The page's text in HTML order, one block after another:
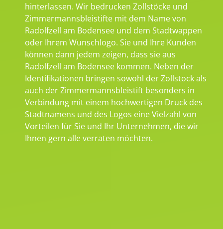
hinterlassen. Wir bedrucken Zollstöcke und
Zimmermannsbleistifte mit dem Name von
Radolfzell am Bodensee und dem Stadtwappen
oder Ihrem Wunschlogo. Sie und Ihre Kunden
können dann jedem zeigen, dass sie aus
Radolfzell am Bodensee kommen. Neben der
Identifikationen bringen sowohl der Zollstock als
auch der Zimmermannsbleistift besonders in
Verbindung mit einem hochwertigen Druck des
Stadtnamens und des Logos eine Vielzahl von
Vorteilen für Sie und Ihr Unternehmen, die wir
Ihnen gern alle verraten möchten.